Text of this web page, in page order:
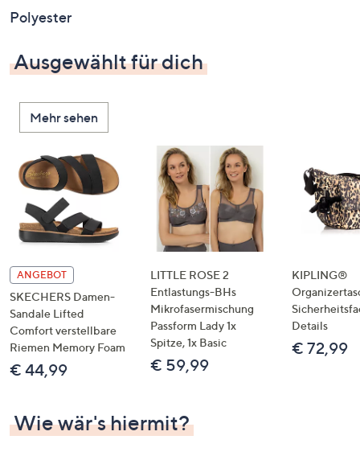
Pfeiltasten
oben
und
nach
unten
oder
wischen
Sie
Touch-
Geräten
links
bzw.
rechts,
um
diese
anzuzeigen.
Polyester
Ausgewählt für dich
Mehr sehen
ANGEBOT
SKECHERS Damen-
Sandale Lifted
Comfort verstellbare
Riemen Memory Foam
€ 44,99
LITTLE ROSE 2
Entlastungs-BHs
Mikrofasermischung
Passform Lady 1x
Spitze, 1x Basic
€ 59,99
KIPLING®
Details
€ 72,99
Wie wär's hiermit?